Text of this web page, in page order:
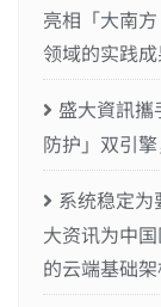
亮相「大南
领域的实践
盛大資訊
防护」双引
系统稳定
大资讯为中
的云端基础